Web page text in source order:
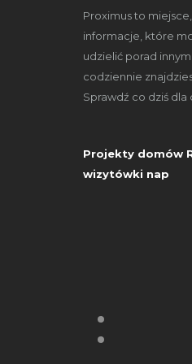
Proximus to
informacje, które
udzielić porad
codziennie
Sprawdź co dziś
Projekty domów
wizytówki nap